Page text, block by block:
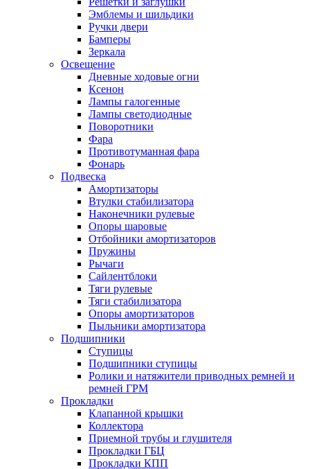
Эмблемы и шильдики
Ручки двери
Бамперы
Зеркала
Освещение
Дневные ходовые огни
Ксенон
Лампы галогенные
Лампы светодиодные
Поворотники
Фара
Противотуманная фара
Фонарь
Подвеска
Амортизаторы
Втулки стабилизатора
Наконечники рулевые
Опоры шаровые
Отбойники амортизаторов
Пружины
Рычаги
Сайлентблоки
Тяги рулевые
Тяги стабилизатора
Опоры амортизаторов
Пыльники амортизатора
Подшипники
Ступицы
Подшипники ступицы
Ролики и натяжители приводных ремней и
ремней ГРМ
Прокладки
Клапанной крышки
Коллектора
Приемной трубы и глушителя
Прокладки ГБЦ
Прокладки КПП